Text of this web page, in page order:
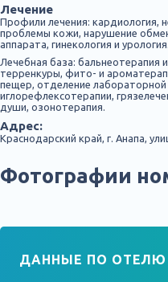
Лечение
Профили лечения: кардиология,
проблемы кожи, нарушение
аппарата, гинекология и урология.
Лечебная база: бальнеотерапия
терренкуры, фито- и
пещер, отделение лабораторной
иглорефлексотерапии,
души, озонотерапия.
Адрес:
Краснодарский край, г. Анапа,
Фотографии
ДАННЫЕ ПО ОТЕЛЮ